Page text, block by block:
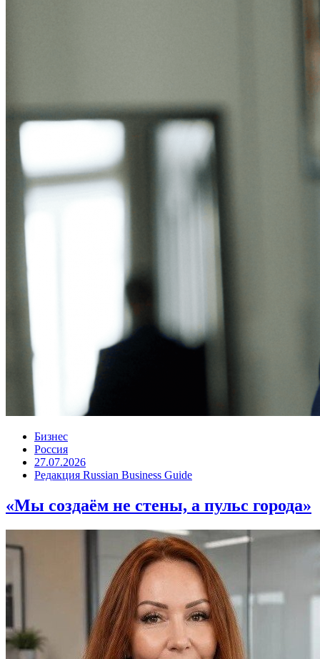
Бизнес
Россия
27.07.2026
Редакция Russian Business Guide
«Мы создаём не стены, а пульс города»